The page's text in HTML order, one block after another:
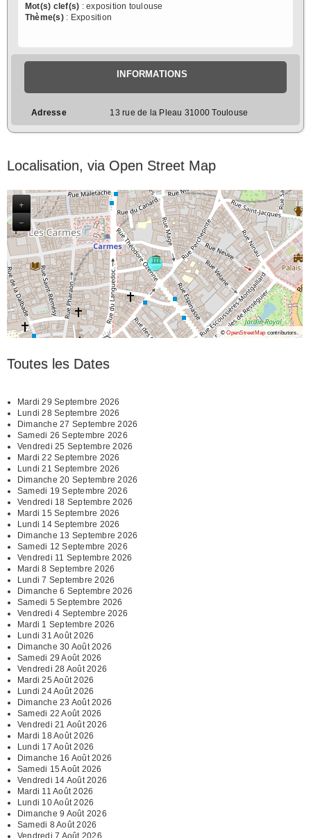
Mot(s) clef(s) : exposition toulouse
Thème(s): Exposition
INFORMATIONS
Adresse 13 rue de la Pleau 31000 Toulouse
Localisation, via Open Street Map
+
−
©OpenStreetMap contributors.
Toutes les Dates
Mardi 29 Septembre 2026
Lundi 28 Septembre 2026
Dimanche 27 Septembre 2026
Samedi 26 Septembre 2026
Vendredi 25 Septembre 2026
Mardi 22 Septembre 2026
Lundi 21 Septembre 2026
Dimanche 20 Septembre 2026
Samedi 19 Septembre 2026
Vendredi 18 Septembre 2026
Mardi 15 Septembre 2026
Lundi 14 Septembre 2026
Dimanche 13 Septembre 2026
Samedi 12 Septembre 2026
Vendredi 11 Septembre 2026
Mardi 8 Septembre 2026
Lundi 7 Septembre 2026
Dimanche 6 Septembre 2026
Samedi 5 Septembre 2026
Vendredi 4 Septembre 2026
Mardi 1 Septembre 2026
Lundi 31 Août 2026
Dimanche 30 Août 2026
Samedi 29 Août 2026
Vendredi 28 Août 2026
Mardi 25 Août 2026
Lundi 24 Août 2026
Dimanche 23 Août 2026
Samedi 22 Août 2026
Vendredi 21 Août 2026
Mardi 18 Août 2026
Lundi 17 Août 2026
Dimanche 16 Août 2026
Samedi 15 Août 2026
Vendredi 14 Août 2026
Mardi 11 Août 2026
Lundi 10 Août 2026
Dimanche 9 Août 2026
Samedi 8 Août 2026
Vendredi 7 Août 2026